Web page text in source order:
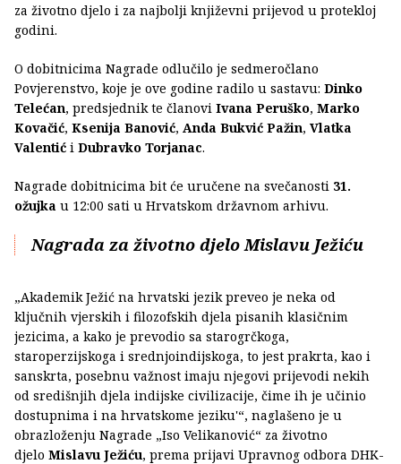
za životno djelo i za najbolji književni prijevod u protekloj
godini.
O dobitnicima Nagrade odlučilo je sedmeročlano
Povjerenstvo, koje je ove godine radilo u sastavu: Dinko
Telećan, predsjednik te članovi Ivana Peruško, Marko
Kovačić, Ksenija Banović, Anda Bukvić Pažin, Vlatka
Valentić i Dubravko Torjanac.
Nagrade dobitnicima bit će uručene na svečanosti 31.
ožujka u 12:00 sati u Hrvatskom državnom arhivu.
Nagrada za životno djelo Mislavu Ježiću
„Akademik Ježić na hrvatski jezik preveo je neka od
ključnih vjerskih i filozofskih djela pisanih klasičnim
jezicima, a kako je prevodio sa starogrčkoga,
staroperzijskoga i srednjoindijskoga, to jest prakrta, kao i
sanskrta, posebnu važnost imaju njegovi prijevodi nekih
od središnjih djela indijske civilizacije, čime ih je učinio
dostupnima i na hrvatskome jeziku'“, naglašeno je u
obrazloženju Nagrade „Iso Velikanović“ za životno
djelo Mislavu Ježiću, prema prijavi Upravnog odbora DHK-